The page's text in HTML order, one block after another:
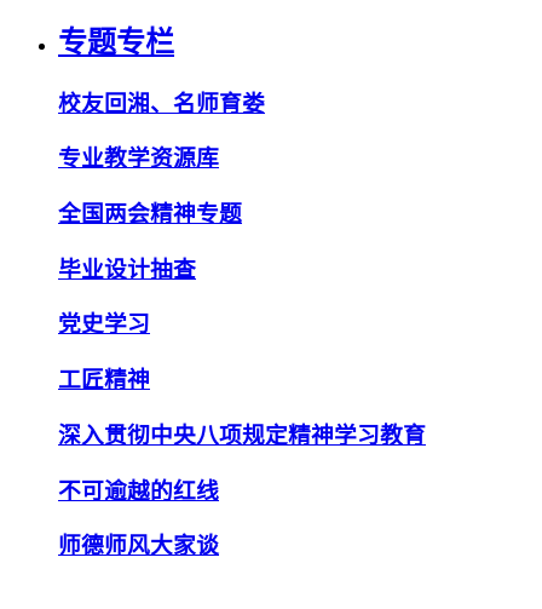
专题专栏
校友回湘、名师育娄
专业教学资源库
全国两会精神专题
毕业设计抽查
党史学习
工匠精神
深入贯彻中央八项规定精神学习教育
不可逾越的红线
师德师风大家谈